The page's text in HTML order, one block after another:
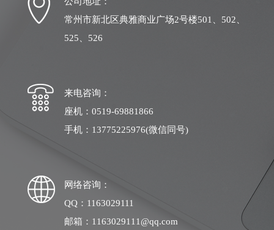
常州市新北区典雅商业广场2号楼501、502、
525、526
来电咨询：
座机：0519-69881866
手机：13775225976(微信同号)
网络咨询：
QQ：1163029111
邮箱：1163029111@qq.com